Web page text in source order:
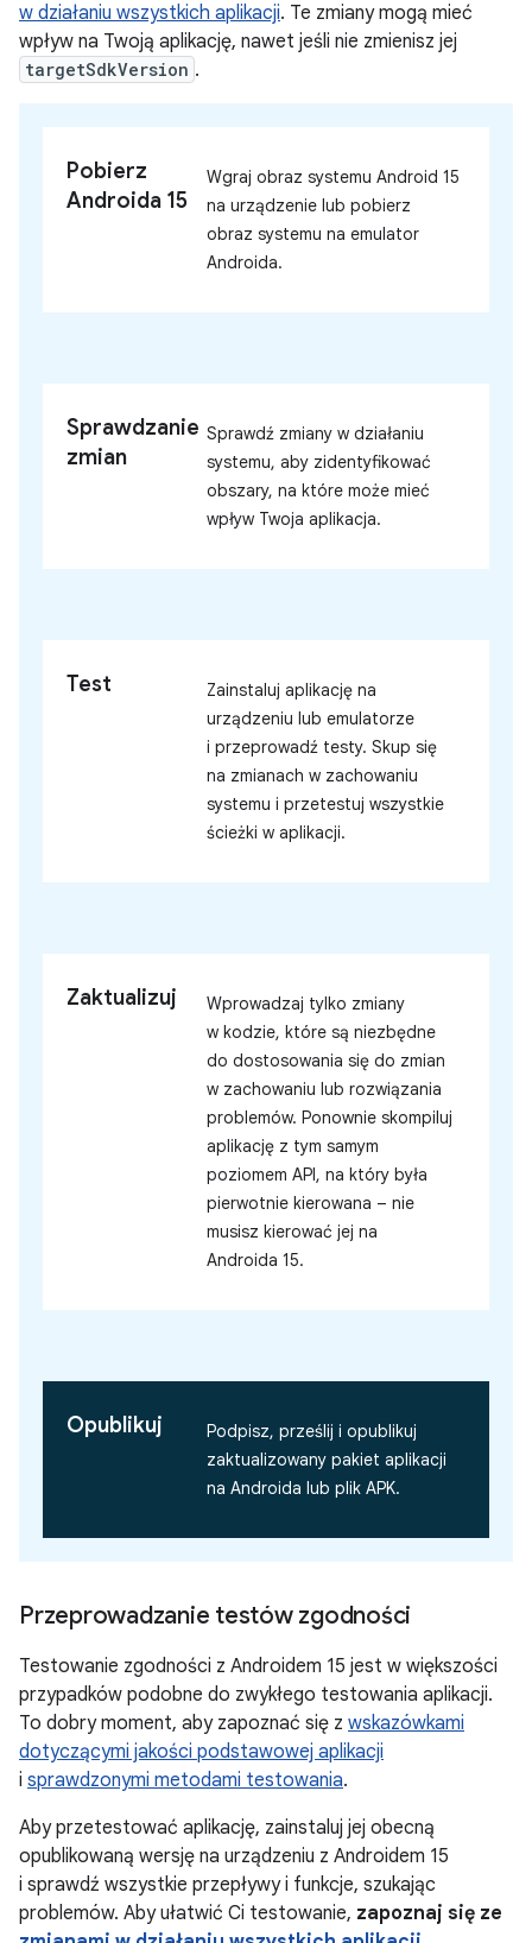
w działaniu wszystkich aplikacji. Te zmiany mogą mieć
wpływ na Twoją aplikację, nawet jeśli nie zmienisz jej
targetSdkVersion .
Pobierz
Androida 15
Wgraj obraz systemu Android 15
na urządzenie lub pobierz
obraz systemu na emulator
Androida.
Sprawdzanie
zmian
Sprawdź zmiany w działaniu
systemu, aby zidentyfikować
obszary, na które może mieć
wpływ Twoja aplikacja.
Test
Zainstaluj aplikację na
urządzeniu lub emulatorze
i przeprowadź testy. Skup się
na zmianach w zachowaniu
systemu i przetestuj wszystkie
ścieżki w aplikacji.
Zaktualizuj
Wprowadzaj tylko zmiany
w kodzie, które są niezbędne
do dostosowania się do zmian
w zachowaniu lub rozwiązania
problemów. Ponownie skompiluj
aplikację z tym samym
poziomem API, na który była
pierwotnie kierowana – nie
musisz kierować jej na
Androida 15.
Opublikuj
Podpisz, prześlij i opublikuj
zaktualizowany pakiet aplikacji
na Androida lub plik APK.
Przeprowadzanie testów zgodności
Testowanie zgodności z Androidem 15 jest w większości
przypadków podobne do zwykłego testowania aplikacji.
To dobry moment, aby zapoznać się z wskazówkami
dotyczącymi jakości podstawowej aplikacji
i sprawdzonymi metodami testowania.
Aby przetestować aplikację, zainstaluj jej obecną
opublikowaną wersję na urządzeniu z Androidem 15
i sprawdź wszystkie przepływy i funkcje, szukając
problemów. Aby ułatwić Ci testowanie, zapoznaj się ze